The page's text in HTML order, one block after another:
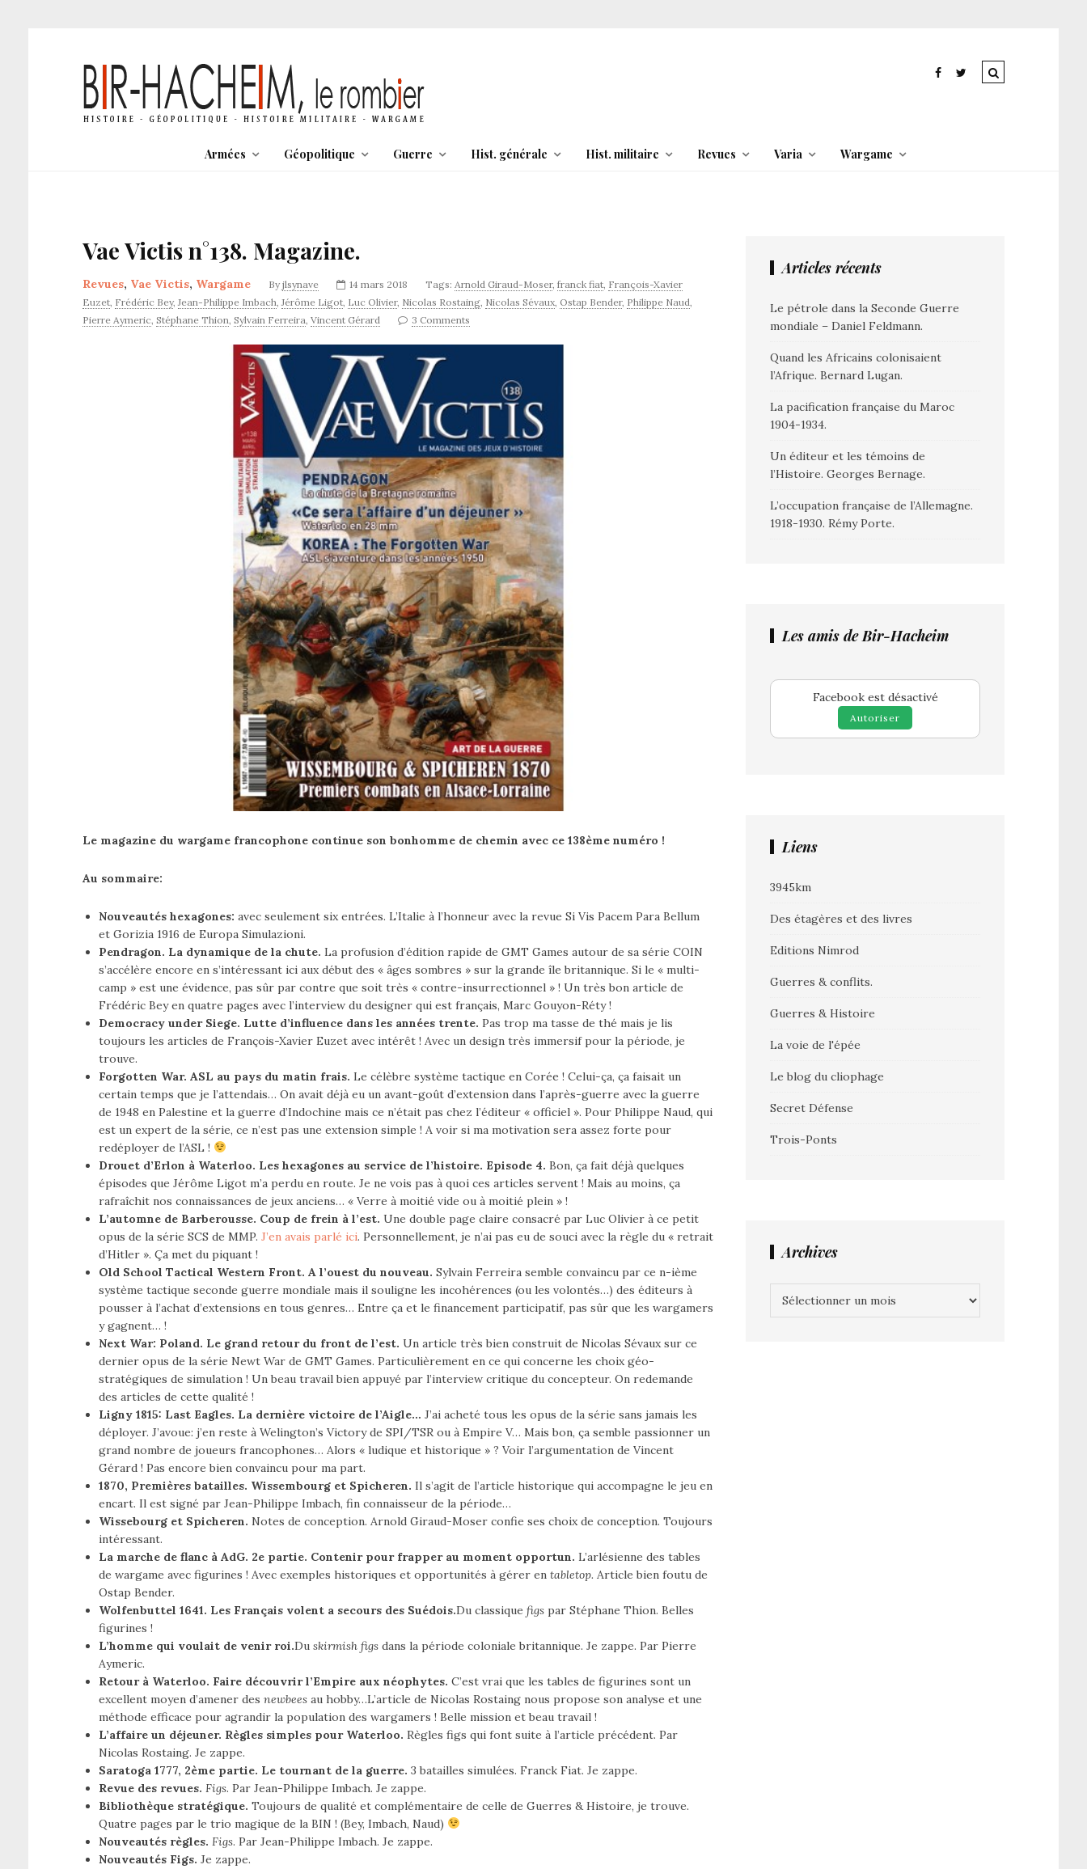
Armées Géopolitique Guerre Hist. générale Hist. militaire Revues Varia Wargame
Vae Victis n°138. Magazine.
Revues, Vae Victis, Wargame By jlsynave 14 mars 2018 Tags: Arnold Giraud-Moser, franck fiat, François-Xavier
Euzet, Frédéric Bey,Jean-Philippe Imbach,Jérôme Ligot, Luc Olivier, Nicolas Rostaing, Nicolas Sévaux, Ostap Bender, Philippe Naud,
Pierre Aymeric, Stéphane Thion, Sylvain Ferreira, Vincent Gérard 3 Comments
Le magazine du wargame francophone continue son bonhomme de chemin avec ce 138ème numéro !
Au sommaire:
Nouveautés hexagones: avec seulement six entrées. L’Italie à l’honneur avec la revue Si Vis Pacem Para Bellum
et Gorizia 1916 de Europa Simulazioni.
Pendragon. La dynamique de la chute. La profusion d’édition rapide de GMT Games autour de sa série COIN
s’accélère encore en s’intéressant ici aux début des « âges sombres » sur la grande île britannique. Si le « multi-
camp » est une évidence, pas sûr par contre que soit très « contre-insurrectionnel » ! Un très bon article de
Frédéric Bey en quatre pages avec l’interview du designer qui est français, Marc Gouyon-Réty !
Democracy under Siege. Lutte d’influence dans les années trente. Pas trop ma tasse de thé mais je lis
toujours les articles de François-Xavier Euzet avec intérêt ! Avec un design très immersif pour la période, je
trouve.
Forgotten War. ASL au pays du matin frais. Le célèbre système tactique en Corée ! Celui-ça, ça faisait un
certain temps que je l’attendais… On avait déjà eu un avant-goût d’extension dans l’après-guerre avec la guerre
de 1948 en Palestine et la guerre d’Indochine mais ce n’était pas chez l’éditeur « officiel ». Pour Philippe Naud, qui
est un expert de la série, ce n’est pas une extension simple ! A voir si ma motivation sera assez forte pour
redéployer de l’ASL !
Drouet d’Erlon à Waterloo. Les hexagones au service de l’histoire. Episode 4. Bon, ça fait déjà quelques
épisodes que Jérôme Ligot m’a perdu en route. Je ne vois pas à quoi ces articles servent ! Mais au moins, ça
rafraîchit nos connaissances de jeux anciens… « Verre à moitié vide ou à moitié plein » !
L’automne de Barberousse. Coup de frein à l’est. Une double page claire consacré par Luc Olivier à ce petit
opus de la série SCS de MMP. J’en avais parlé ici. Personnellement, je n’ai pas eu de souci avec la règle du « retrait
d’Hitler ». Ça met du piquant !
Old School Tactical Western Front. A l’ouest du nouveau. Sylvain Ferreira semble convaincu par ce n-ième
système tactique seconde guerre mondiale mais il souligne les incohérences (ou les volontés…) des éditeurs à
pousser à l’achat d’extensions en tous genres… Entre ça et le financement participatif, pas sûr que les wargamers
y gagnent… !
Next War: Poland. Le grand retour du front de l’est. Un article très bien construit de Nicolas Sévaux sur ce
dernier opus de la série Newt War de GMT Games. Particulièrement en ce qui concerne les choix géo-
stratégiques de simulation ! Un beau travail bien appuyé par l’interview critique du concepteur. On redemande
des articles de cette qualité !
Ligny 1815: Last Eagles. La dernière victoire de l’Aigle… J’ai acheté tous les opus de la série sans jamais les
déployer. J’avoue: j’en reste à Welington’s Victory de SPI/TSR ou à Empire V… Mais bon, ça semble passionner un
grand nombre de joueurs francophones… Alors « ludique et historique » ? Voir l’argumentation de Vincent
Gérard ! Pas encore bien convaincu pour ma part.
1870, Premières batailles. Wissembourg et Spicheren. Il s’agit de l’article historique qui accompagne le jeu en
encart. Il est signé par Jean-Philippe Imbach, fin connaisseur de la période…
Wissebourg et Spicheren. Notes de conception. Arnold Giraud-Moser confie ses choix de conception. Toujours
intéressant.
La marche de flanc à AdG. 2e partie. Contenir pour frapper au moment opportun. L’arlésienne des tables
de wargame avec figurines ! Avec exemples historiques et opportunités à gérer en tabletop. Article bien foutu de
Ostap Bender.
Wolfenbuttel 1641. Les Français volent a secours des Suédois.Du classique figs par Stéphane Thion. Belles
figurines !
L’homme qui voulait de venir roi.Du skirmish figs dans la période coloniale britannique. Je zappe. Par Pierre
Aymeric.
Retour à Waterloo. Faire découvrir l’Empire aux néophytes. C’est vrai que les tables de figurines sont un
excellent moyen d’amener des newbees au hobby…L’article de Nicolas Rostaing nous propose son analyse et une
méthode efficace pour agrandir la population des wargamers ! Belle mission et beau travail !
L’affaire un déjeuner. Règles simples pour Waterloo. Règles figs qui font suite à l’article précédent. Par
Nicolas Rostaing. Je zappe.
Saratoga 1777, 2ème partie. Le tournant de la guerre. 3 batailles simulées. Franck Fiat. Je zappe.
Revue des revues. Figs. Par Jean-Philippe Imbach. Je zappe.
Bibliothèque stratégique. Toujours de qualité et complémentaire de celle de Guerres & Histoire, je trouve.
Quatre pages par le trio magique de la BIN ! (Bey, Imbach, Naud)
Nouveautés règles. Figs. Par Jean-Philippe Imbach. Je zappe.
Nouveautés Figs. Je zappe.
Articles récents
Le pétrole dans la Seconde Guerre
mondiale – Daniel Feldmann.
Quand les Africains colonisaient
l’Afrique. Bernard Lugan.
La pacification française du Maroc
1904-1934.
Un éditeur et les témoins de
l’Histoire. Georges Bernage.
L’occupation française de l’Allemagne.
1918-1930. Rémy Porte.
Les amis de Bir-Hacheim
Facebook est désactivé
Autoriser
Liens
3945km
Des étagères et des livres
Editions Nimrod
Guerres & conflits.
Guerres & Histoire
La voie de l'épée
Le blog du cliophage
Secret Défense
Trois-Ponts
Archives